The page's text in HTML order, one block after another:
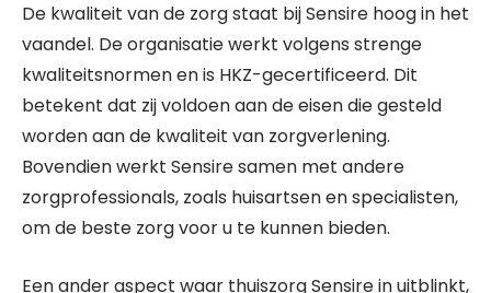
De kwaliteit van de zorg staat bij Sensire hoog in het
vaandel. De organisatie werkt volgens strenge
kwaliteitsnormen en is HKZ-gecertificeerd. Dit
betekent dat zij voldoen aan de eisen die gesteld
worden aan de kwaliteit van zorgverlening.
Bovendien werkt Sensire samen met andere
zorgprofessionals, zoals huisartsen en specialisten,
om de beste zorg voor u te kunnen bieden.
Een ander aspect waar thuiszorg Sensire in uitblinkt,